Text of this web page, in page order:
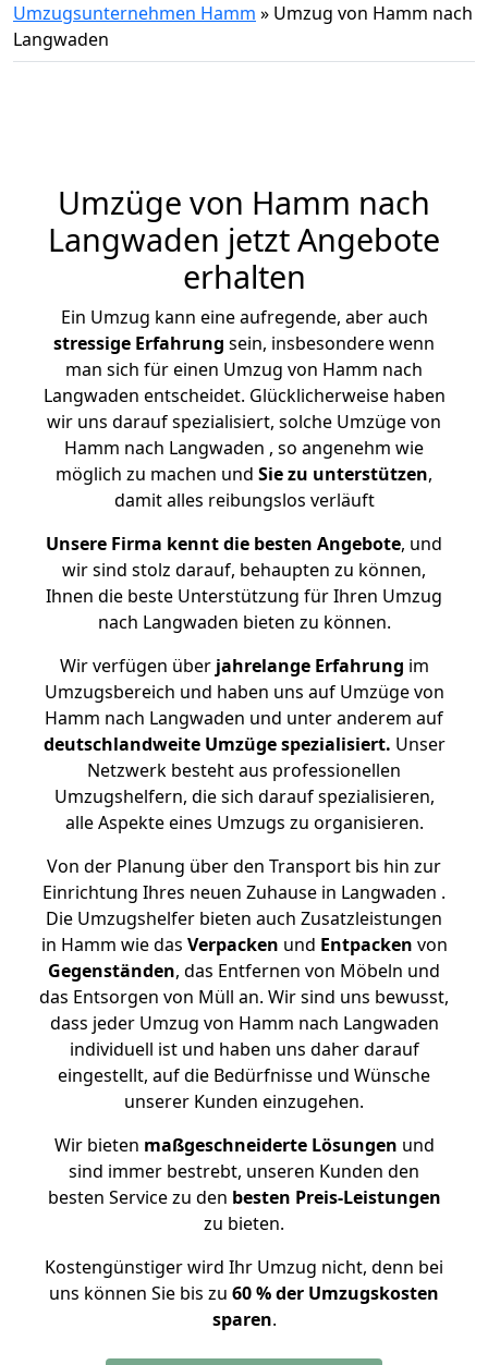
Umzugsunternehmen Hamm » Umzug von Hamm nach
Langwaden
Umzüge von Hamm nach
Langwaden jetzt Angebote
erhalten
Ein Umzug kann eine aufregende, aber auch
stressige Erfahrung sein, insbesondere wenn
man sich für einen Umzug von Hamm nach
Langwaden entscheidet. Glücklicherweise haben
wir uns darauf spezialisiert, solche Umzüge von
Hamm nach Langwaden , so angenehm wie
möglich zu machen und Sie zu unterstützen,
damit alles reibungslos verläuft
Unsere Firma kennt die besten Angebote, und
wir sind stolz darauf, behaupten zu können,
Ihnen die beste Unterstützung für Ihren Umzug
nach Langwaden bieten zu können.
Wir verfügen überjahrelange Erfahrung im
Umzugsbereich und haben uns auf Umzüge von
Hamm nach Langwaden und unter anderem auf
deutschlandweite Umzüge spezialisiert. Unser
Netzwerk besteht aus professionellen
Umzugshelfern, die sich darauf spezialisieren,
alle Aspekte eines Umzugs zu organisieren.
Von der Planung über den Transport bis hin zur
Einrichtung Ihres neuen Zuhause in Langwaden .
Die Umzugshelfer bieten auch Zusatzleistungen
in Hamm wie das Verpacken und Entpacken von
Gegenständen, das Entfernen von Möbeln und
das Entsorgen von Müll an. Wir sind uns bewusst,
dass jeder Umzug von Hamm nach Langwaden
individuell ist und haben uns daher darauf
eingestellt, auf die Bedürfnisse und Wünsche
unserer Kunden einzugehen.
Wir bieten maßgeschneiderte Lösungen und
sind immer bestrebt, unseren Kunden den
besten Service zu den besten Preis-Leistungen
zu bieten.
Kostengünstiger wird Ihr Umzug nicht, denn bei
uns können Sie bis zu 60 % der Umzugskosten
sparen.